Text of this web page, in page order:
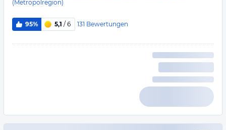
(Metropolregion)
95% 5,1 / 6 131 Bewertungen